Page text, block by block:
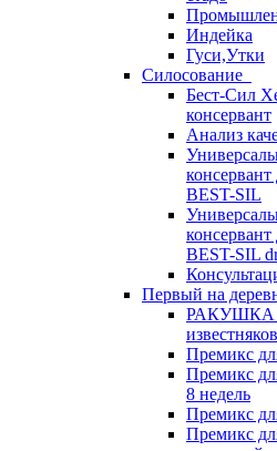
Индейка
Гуси,Утки
Силосование
Бест-Сил
консервант
Анализ
BEST-SIL
BEST-SIL
Первый на
РАКУШКА
Премикс
Премикс
8 недель
Премикс
Премикс